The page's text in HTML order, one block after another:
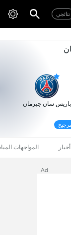
نتائجي
باريس سان جيرمان
أخبار المواجهات
Ad